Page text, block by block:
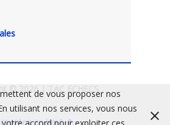
© 2026 | TAC ECHECS
en haut
de vous proposer nos
utilisant nos services, vous nous